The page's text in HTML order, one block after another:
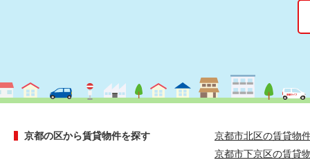
京都の区から賃貸物件を探す
京都市北区の賃貸物
京都市下京区の賃貸